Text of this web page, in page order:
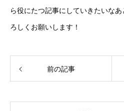
ら役にたつ記事にしていきたいな
ろしくお願いします！
前の記事